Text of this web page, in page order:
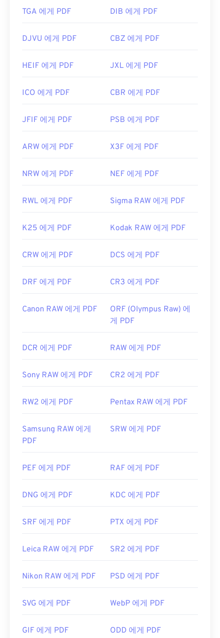
TGA 에게 PDF DIB 에게 PDF
DJVU 에게 PDF CBZ 에게 PDF
HEIF 에게 PDF JXL 에게 PDF
ICO 에게 PDF CBR 에게 PDF
JFIF 에게 PDF PSB 에게 PDF
ARW 에게 PDF X3F 에게 PDF
NRW 에게 PDF NEF 에게 PDF
RWL 에게 PDF Sigma RAW 에게 PDF
K25 에게 PDF Kodak RAW 에게 PDF
CRW 에게 PDF DCS 에게 PDF
DRF 에게 PDF CR3 에게 PDF
Canon RAW 에게 PDF
ORF (Olympus Raw) 에
게 PDF
DCR 에게 PDF RAW 에게 PDF
Sony RAW 에게 PDF CR2 에게 PDF
RW2 에게 PDF Pentax RAW 에게 PDF
Samsung RAW 에게
PDF
SRW 에게 PDF
PEF 에게 PDF RAF 에게 PDF
DNG 에게 PDF KDC 에게 PDF
SRF 에게 PDF PTX 에게 PDF
Leica RAW 에게 PDF SR2 에게 PDF
Nikon RAW 에게 PDF PSD 에게 PDF
SVG 에게 PDF WebP 에게 PDF
GIF 에게 PDF ODD 에게 PDF